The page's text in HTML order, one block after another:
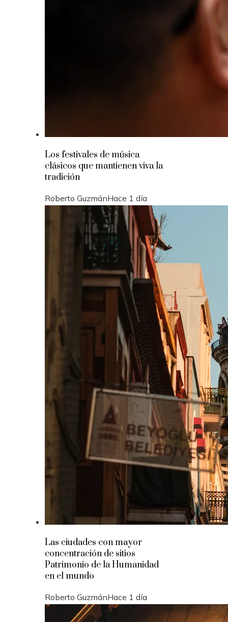
Los festivales de música
clásicos que mantienen viva la
tradición
Roberto GuzmánHace 1 día
Las ciudades con mayor
concentración de sitios
Patrimonio de la Humanidad
en el mundo
Roberto GuzmánHace 1 día